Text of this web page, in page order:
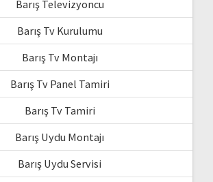
Barış Televizyoncu
Barış Tv Kurulumu
Barış Tv Montajı
Barış Tv Panel Tamiri
Barış Tv Tamiri
Barış Uydu Montajı
Barış Uydu Servisi